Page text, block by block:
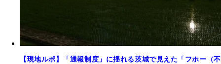
【現地ルポ】「通報制度」に揺れる茨城で見えた「フホー（不